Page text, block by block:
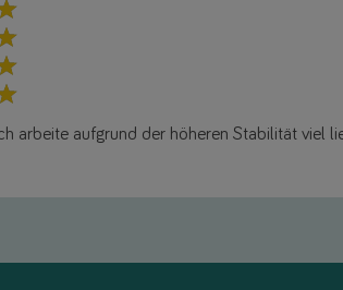
arbeite aufgrund der höheren Stabilität viel